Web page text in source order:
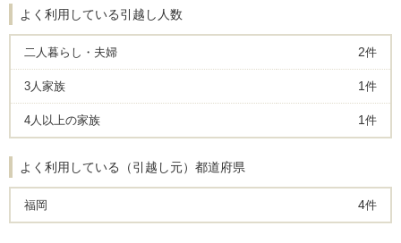
よく利用している引越し人数
二人暮らし・夫婦 2件
3人家族 1 件
4人以上の家族 1 件
よく利用している（引越し元）都道府県
福岡 4件